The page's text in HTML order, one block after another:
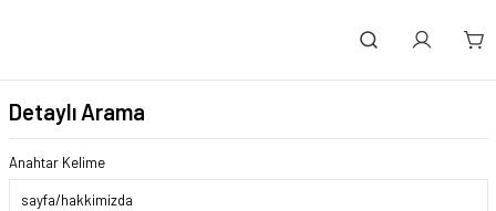
Detaylı Arama
Anahtar Kelime